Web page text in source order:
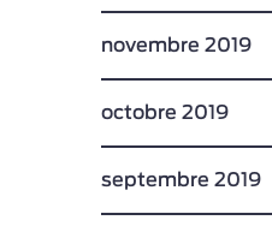
novembre 2019
octobre 2019
septembre 2019